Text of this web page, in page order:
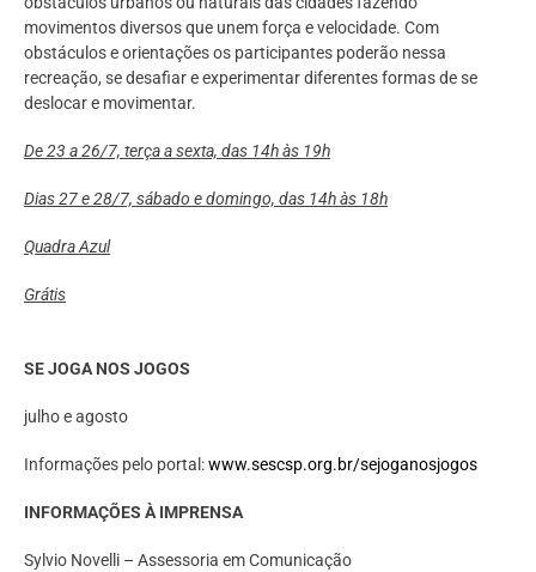
movimentos diversos que unem força e velocidade. Com
obstáculos e orientações os participantes poderão nessa
recreação, se desafiar e experimentar diferentes formas de se
deslocar e movimentar.
De 23 a 26/7, terça a sexta, das 14h às 19h
Dias 27 e 28/7, sábado e domingo, das 14h às 18h
Quadra Azul
Grátis
SE JOGA NOS JOGOS
julho e agosto
Informações pelo portal:www.sescsp.org.br/sejoganosjogos
INFORMAÇÕES À IMPRENSA
Sylvio Novelli – Assessoria em Comunicação